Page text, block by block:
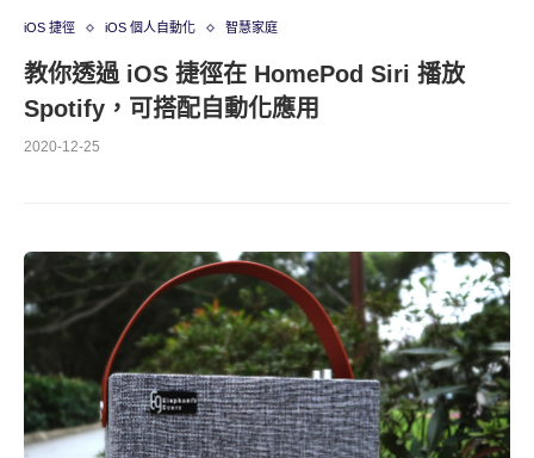
iOS 捷徑 iOS 個人自動化 智慧家庭
教你透過 iOS 捷徑在 HomePod Siri 播放
Spotify，可搭配自動化應用
2020-12-25